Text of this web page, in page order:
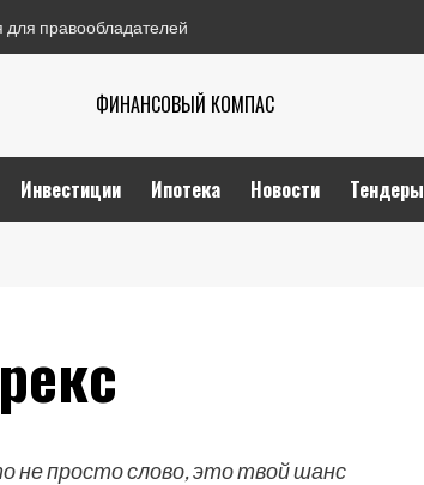
правообладателей
ФИНАНСОВЫЙ КОМПАС
Инвестиции Ипотека Новости Тендеры
не просто слово, это твой шанс